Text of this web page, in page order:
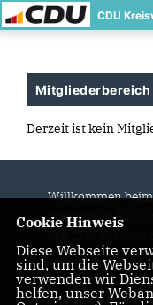
CDU
Mitgliederbereich
Derzeit ist kein
Willkommen
bekommen Sie
Cookie Hinweis
Diese Webseite
sind, um die
verwenden wir
helfen, unser